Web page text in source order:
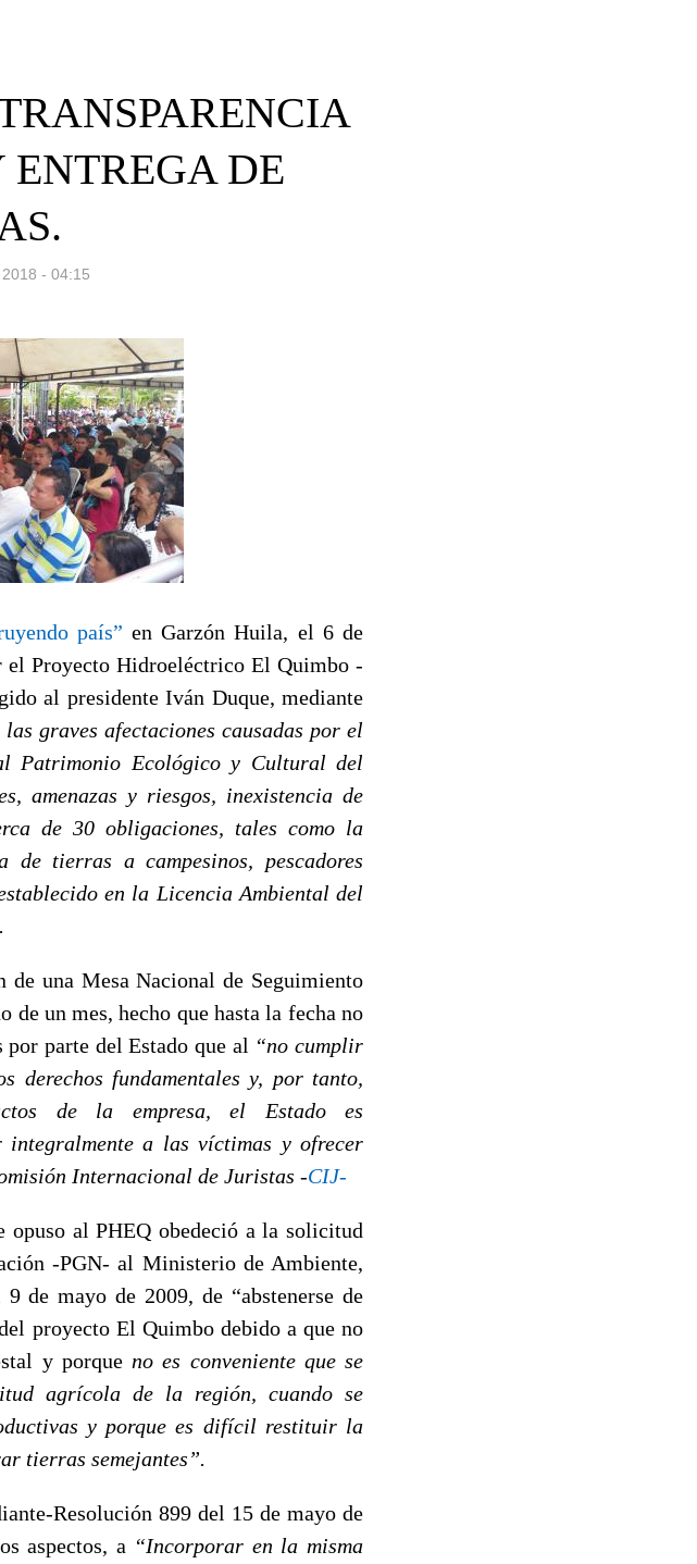
DE
- 04:15
país” en Garzón Huila, el 6 de
el Proyecto Hidroeléctrico El Quimbo -
al presidente Iván Duque, mediante
graves afectaciones causadas por el
Patrimonio Ecológico y Cultural del
amenazas y riesgos, inexistencia de
de 30 obligaciones, tales como la
tierras a campesinos, pescadores
en la Licencia Ambiental del
una Mesa Nacional de Seguimiento
un mes, hecho que hasta la fecha no
parte del Estado que al “no cumplir
derechos fundamentales y, por tanto,
de la empresa, el Estado es
integralmente a las víctimas y ofrecer
Internacional de Juristas -CIJ-
opuso al PHEQ obedeció a la solicitud
-PGN- al Ministerio de Ambiente,
de mayo de 2009, de “abstenerse de
proyecto El Quimbo debido a que no
y porqueno es conveniente que se
agrícola de la región, cuando se
y porque es difícil restituir la
tierras semejantes”.
Resolución 899 del 15 de mayo de
aspectos, a “Incorporar en la misma